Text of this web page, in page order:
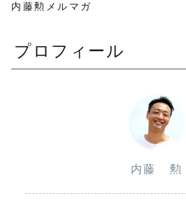
内藤勲メルマガ
プロフィール
内藤 勲